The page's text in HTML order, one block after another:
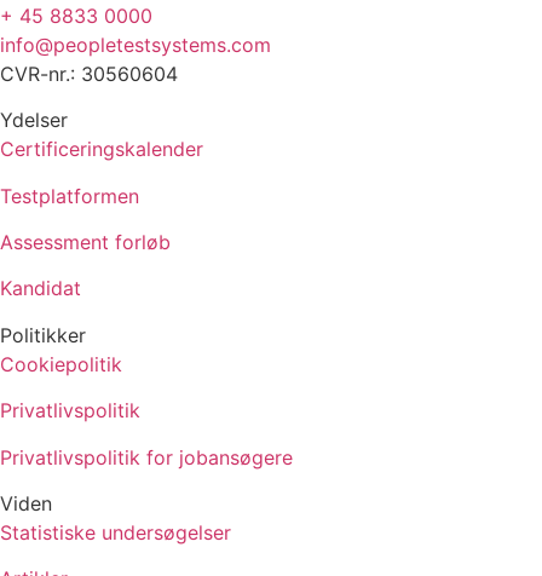
+ 45 8833 0000
info@peopletestsystems.com
CVR-nr.: 30560604
Ydelser
Certificeringskalender
Testplatformen
Assessment forløb
Kandidat
Politikker
Cookiepolitik
Privatlivspolitik
Privatlivspolitik for jobansøgere
Viden
Statistiske undersøgelser